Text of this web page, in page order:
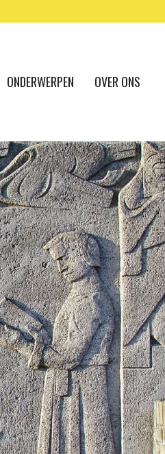
ONDERWERPEN OVER ONS